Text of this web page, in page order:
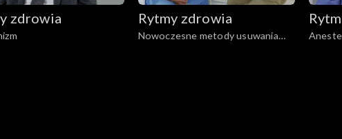
zdrowia Rytmy zdrowia
Nowoczesne metody usuwania